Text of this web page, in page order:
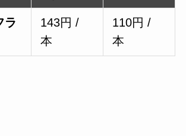
ラ
143円 /
本
110円 /
本